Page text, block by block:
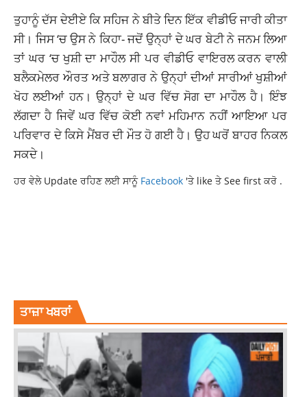
ਤੁਹਾਨੂੰ ਦੱਸ ਦੇਈਏ ਕਿ ਸਹਿਜ ਨੇ ਬੀਤੇ ਦਿਨ ਇੱਕ ਵੀਡੀਓ ਜਾਰੀ ਕੀਤਾ
ਸੀ। ਜਿਸ ‘ਚ ਉਸ ਨੇ ਕਿਹਾ- ਜਦੋਂ ਉਨ੍ਹਾਂ ਦੇ ਘਰ ਬੇਟੀ ਨੇ ਜਨਮ ਲਿਆ
ਤਾਂ ਘਰ ‘ਚ ਖੁਸ਼ੀ ਦਾ ਮਾਹੌਲ ਸੀ ਪਰ ਵੀਡੀਓ ਵਾਇਰਲ ਕਰਨ ਵਾਲੀ
ਬਲੈਕਮੇਲਰ ਔਰਤ ਅਤੇ ਬਲਾਗਰ ਨੇ ਉਨ੍ਹਾਂ ਦੀਆਂ ਸਾਰੀਆਂ ਖੁਸ਼ੀਆਂ
ਖੋਹ ਲਈਆਂ ਹਨ। ਉਨ੍ਹਾਂ ਦੇ ਘਰ ਵਿੱਚ ਸੋਗ ਦਾ ਮਾਹੌਲ ਹੈ। ਇੰਝ
ਲੱਗਦਾ ਹੈ ਜਿਵੇਂ ਘਰ ਵਿੱਚ ਕੋਈ ਨਵਾਂ ਮਹਿਮਾਨ ਨਹੀਂ ਆਇਆ ਪਰ
ਪਰਿਵਾਰ ਦੇ ਕਿਸੇ ਮੈਂਬਰ ਦੀ ਮੌਤ ਹੋ ਗਈ ਹੈ। ਉਹ ਘਰੋਂ ਬਾਹਰ ਨਿਕਲ
ਸਕਦੇ।
ਹਰ ਵੇਲੇ Update ਰਹਿਣ ਲਈ ਸਾਨੂੰ Facebook 'ਤੇ like ਤੇ See first ਕਰੋ .
ਤਾਜ਼ਾ ਖਬਰਾਂ